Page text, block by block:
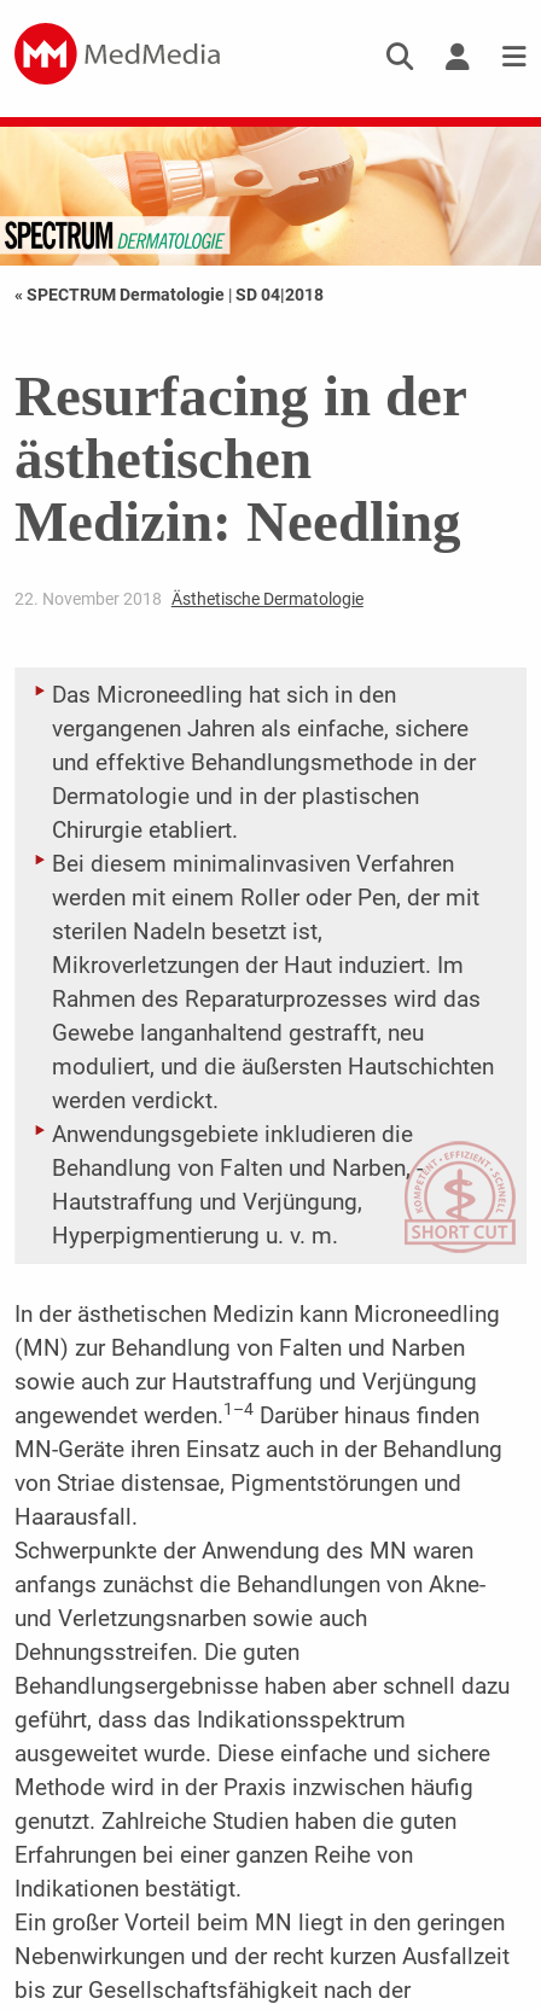
« SPECTRUM Dermatologie |SD 04|2018
Resurfacing in der
ästhetischen
Medizin: Needling
22. November 2018 Ästhetische Dermatologie
Das Microneedling hat sich in den
vergangenen Jahren als einfache, sichere
und effektive Behandlungsmethode in der
Dermatologie und in der plastischen
Chirurgie etabliert.
Bei diesem minimalinvasiven Verfahren
werden mit einem Roller oder Pen, der mit
sterilen Nadeln besetzt ist,
Mikroverletzungen der Haut induziert. Im
Rahmen des Reparaturprozesses wird das
Gewebe langanhaltend gestrafft, neu
moduliert, und die äußersten Hautschichten
werden verdickt.
Anwendungsgebiete inkludieren die
Behandlung von Falten und Narben, ­
Hautstraffung und Verjüngung,
Hyperpigmentierung u. v. m.
In der ästhetischen Medizin kann Microneedling
(MN) zur Behandlung von Falten und Narben
sowie auch zur Hautstraffung und Verjüngung
angewendet werden.1–4Darüber hinaus finden
MN-Geräte­ ihren Einsatz auch in der Behandlung
von Striae distensae, Pigmentstörungen und
Haarausfall.
Schwerpunkte der Anwendung des MN waren
anfangs zunächst die Behandlungen von Akne-
und Verletzungsnarben sowie auch
Dehnungsstreifen. Die guten
Behandlungsergebnisse haben aber schnell dazu
geführt, dass das Indikationsspektrum
ausgeweitet wurde. Diese einfache und sichere
Methode wird in der Praxis inzwischen häufig
genutzt. Zahlreiche Studien haben die guten
Erfahrungen bei einer ganzen Reihe von
Indikationen bestätigt.
Ein großer Vorteil beim MN liegt in den geringen
Nebenwirkungen und der recht kurzen Ausfallzeit
bis zur Gesellschaftsfähigkeit nach der